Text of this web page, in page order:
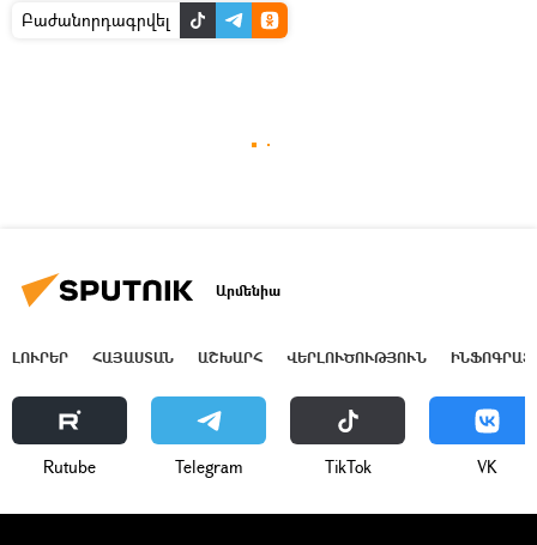
Բաժանորդագրվել
Արմենիա
ԼՈՒՐԵՐ ՀԱՅԱՍՏԱՆ ԱՇԽԱՐՀ ՎԵՐԼՈՒԾՈՒԹՅՈՒՆ
Rutube Telegram ТikТоk VK